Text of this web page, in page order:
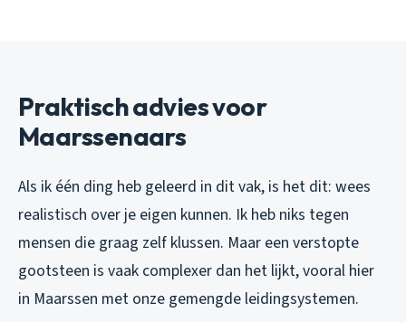
Praktisch advies voor
Maarssenaars
Als ik één ding heb geleerd in dit vak, is het dit: wees
realistisch over je eigen kunnen. Ik heb niks tegen
mensen die graag zelf klussen. Maar een verstopte
gootsteen is vaak complexer dan het lijkt, vooral hier
in Maarssen met onze gemengde leidingsystemen.